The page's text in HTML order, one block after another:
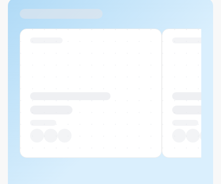
Ähnliche Produkte